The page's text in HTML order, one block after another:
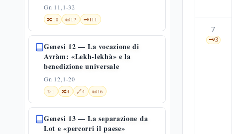
Gn 11,1-32
🔀10 📜17 🗝️111
Genesi 12 — La vocazione di
Avràm: «Lekh-lekhà» e la
benedizione universale
Gn 12,1-20
✨1 🔀4 🔗4 📜16
Genesi 13 — La separazione da
Lot e «percorri il paese»
7
🗝️3